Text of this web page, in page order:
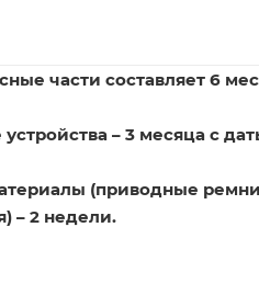
части составляет 6
– 3 месяца с
(приводные
– 2 недели.